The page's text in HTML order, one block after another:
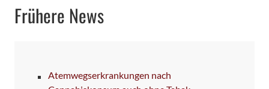
Frühere News
Atemwegserkrankungen nach